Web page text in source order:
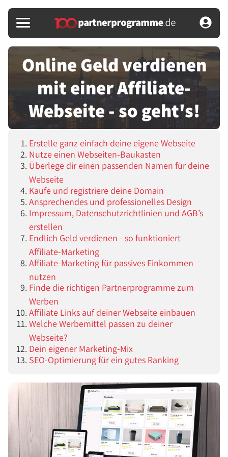
Online Geld verdienen
mit einer Affiliate-
Webseite - so geht's!
Erstelle ganz einfach deine eigene Webseite
Nutze einen Webseiten-Baukasten
Überlege dir einen passenden Namen für deine
Webseite
Kaufe und registriere deine Domain
Ansprechendes und professionelles Design
Impressum, Datenschutzrichtlinien und AGB’s
erstellen
Endlich Geld verdienen - so funktioniert
Affiliate-Marketing
Affiliate-Marketing für passives Einkommen
nutzen
Finde die richtigen Partnerprogramme zum
Werben
Affiliate Links auf deiner Webseite einbauen
Welche Werbemittel passen zu deiner
Webseite?
Dein eigener Marketing-Mix
SEO-Optimierung für ein gutes Ranking